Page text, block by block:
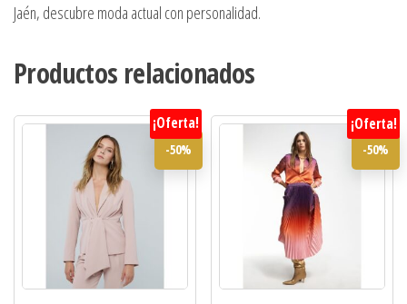
Jaén, descubre moda actual con personalidad.
Productos relacionados
¡Oferta!
-50%
¡Oferta!
-50%